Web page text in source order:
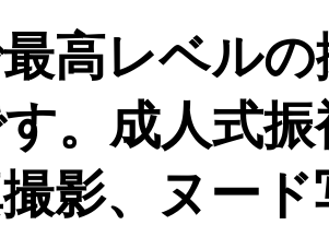
高レベル
。成人式
撮影、ヌー